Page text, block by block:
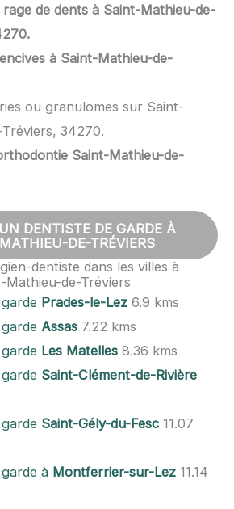
rage de dents à Saint-Mathieu-de-
à Saint-Mathieu-de-
ou granulomes sur Saint-
34270.
Saint-Mathieu-de-
DENTISTE DE GARDE À
DE-TRÉVIERS
dentiste dans les villes à
Mathieu-de-Tréviers
Prades-le-Lez 6.9 kms
Assas 7.22 kms
Les Matelles 8.36 kms
Saint-Clément-de-Rivière
Saint-Gély-du-Fesc 11.07
à Montferrier-sur-Lez 11.14